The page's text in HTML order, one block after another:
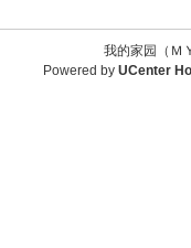
我的家园（
Powered by UCenter